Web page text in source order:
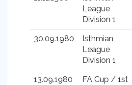
League
Division 1
30.09.1980
Isthmian
League
Division 1
13.09.1980
FA Cup / 1st